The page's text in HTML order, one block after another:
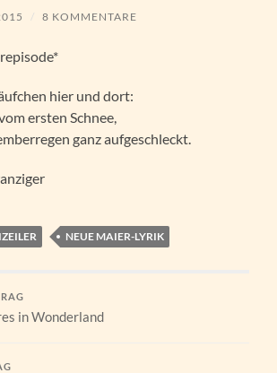
/ 8 KOMMENTARE
hier und dort:
ersten Schnee,
ganz aufgeschleckt.
NEUE MAIER-LYRIK
in Wonderland